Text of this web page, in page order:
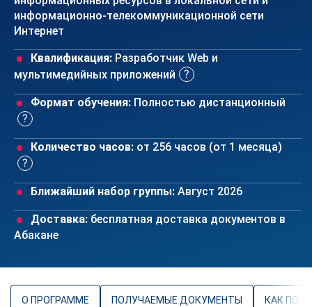
информационно-телекоммуникационной сети
Интернет
Квалификация: Разработчик Web и
мультимедийных приложений
Формат обучения: Полностью дистанционный
Количество часов: от 256 часов (от 1 месяца)
Ближайший набор группы: Август 2026
Доставка: бесплатная доставка документов в
Абакане
О ПРОГРАММЕ ПОЛУЧАЕМЫЕ ДОКУМЕНТЫ КАК